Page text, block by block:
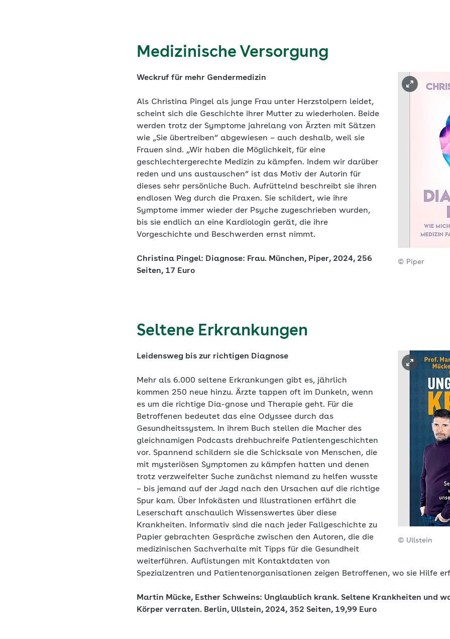
Medizinische Versorgung
© Piper
Weckruf für mehr Gendermedizin
Als Christina Pingel als junge Frau unter Herzstolpern leidet,
scheint sich die Geschichte ihrer Mutter zu wiederholen. Beide
werden trotz der Symptome jahrelang von Ärzten mit Sätzen
wie „Sie übertreiben“ abgewiesen – auch deshalb, weil sie
Frauen sind. „Wir haben die Möglichkeit, für eine
geschlechtergerechte Medizin zu kämpfen. Indem wir darüber
reden und uns austauschen“ ist das Motiv der Autorin für
dieses sehr persönliche Buch. Aufrüttelnd beschreibt sie ihren
endlosen Weg durch die Praxen. Sie schildert, wie ihre
Symptome immer wieder der Psyche zugeschrieben wurden,
bis sie endlich an eine Kardiologin gerät, die ihre
Vorgeschichte und Beschwerden ernst nimmt.
Christina Pingel: Diagnose: Frau. München, Piper, 2024, 256
Seiten, 17 Euro
Seltene Erkrankungen
© Ullstein
Leidensweg bis zur richtigen Diagnose
Mehr als 6.000 seltene Erkrankungen gibt es, jährlich
kommen 250 neue hinzu. Ärzte tappen oft im Dunkeln, wenn
es um die richtige Dia-gnose und Therapie geht. Für die
Betroffenen bedeutet das eine Odyssee durch das
Gesundheitssystem. In ihrem Buch stellen die Macher des
gleichnamigen Podcasts drehbuchreife Patientengeschichten
vor. Spannend schildern sie die Schicksale von Menschen, die
mit mysteriösen Symptomen zu kämpfen hatten und denen
trotz verzweifelter Suche zunächst niemand zu helfen wusste
– bis jemand auf der Jagd nach den Ursachen auf die richtige
Spur kam. Über Infokästen und Illustrationen erfährt die
Leserschaft anschaulich Wissenswertes über diese
Krankheiten. Informativ sind die nach jeder Fallgeschichte zu
Papier gebrachten Gespräche zwischen den Autoren, die die
medizinischen Sachverhalte mit Tipps für die Gesundheit
weiterführen. Auflistungen mit Kontaktdaten von
Spezialzentren und Patientenorganisationen zeigen Betroffenen, wo sie Hilfe
Martin Mücke, Esther Schweins: Unglaublich krank. Seltene Krankheiten und
Körper verraten. Berlin, Ullstein, 2024, 352 Seiten, 19,99 Euro